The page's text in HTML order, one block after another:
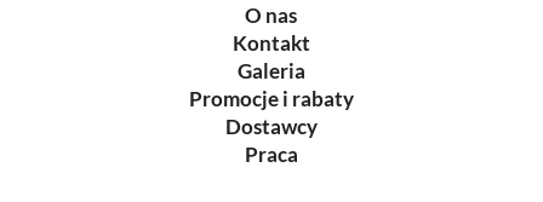
O nas
Kontakt
Galeria
Promocje i rabaty
Dostawcy
Praca